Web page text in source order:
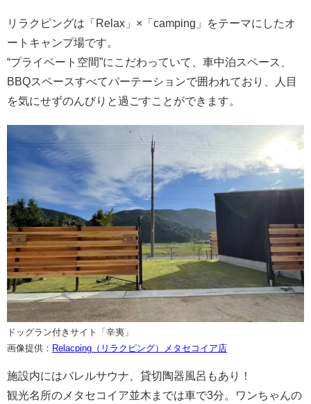
リラクピングは「Relax」×「camping」をテーマにしたオ
ートキャンプ場です。
“プライベート空間”にこだわっていて、車中泊スペース、
BBQスペースすべてパーテーションで囲われており、人目
を気にせずのんびりと過ごすことができます。
ドッグラン付きサイト「辛夷」
画像提供： Relacping（リラクピング）メタセコイア店
施設内にはバレルサウナ、貸切陶器風呂もあり！
観光名所のメタセコイア並木までは車で3分。ワンちゃんの